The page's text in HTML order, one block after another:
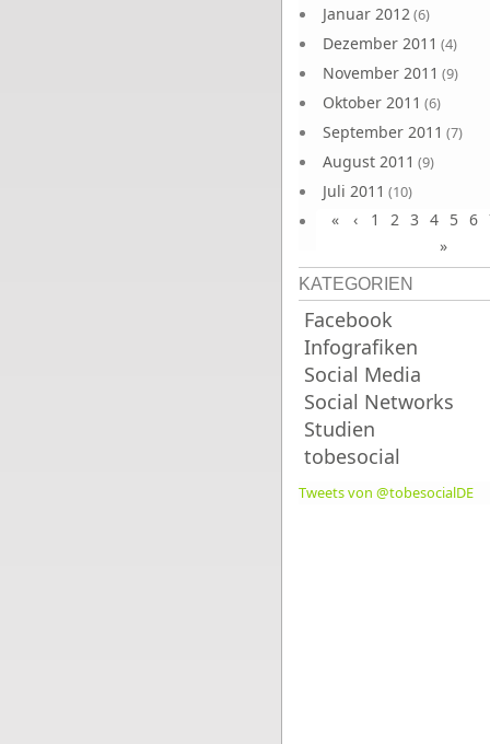
Januar 2012(6)
Dezember 2011 (4)
November 2011 (9)
Oktober 2011 (6)
September 2011 (7)
August 2011 (9)
Juli 2011 (10)
Juni 2011(9)
« ‹ 1 2 3 4 5 6
»
KATEGORIEN
Facebook
Infografiken
Social Media
Social Networks
Studien
tobesocial
Tweets von @tobesocialDE